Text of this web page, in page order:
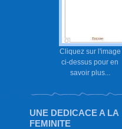
Cliquez sur l'image
ci-dessus pour en
savoir plus...
UNE DEDICACE A LA
FEMINITE